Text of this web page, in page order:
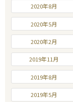
2020年8月
2020年5月
2020年2月
2019年11月
2019年8月
2019年5月